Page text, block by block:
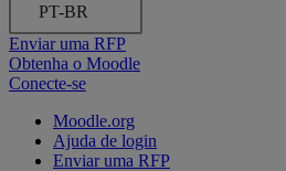
PT-BR
Enviar uma RFP
Obtenha o Moodle
Conecte-se
Moodle.org
Ajuda de login
Enviar uma RFP